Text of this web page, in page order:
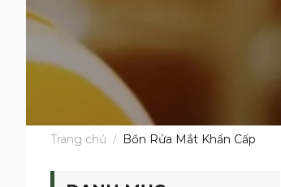
Trang chủ / Bồn Rửa Mắt Khẩn Cấp